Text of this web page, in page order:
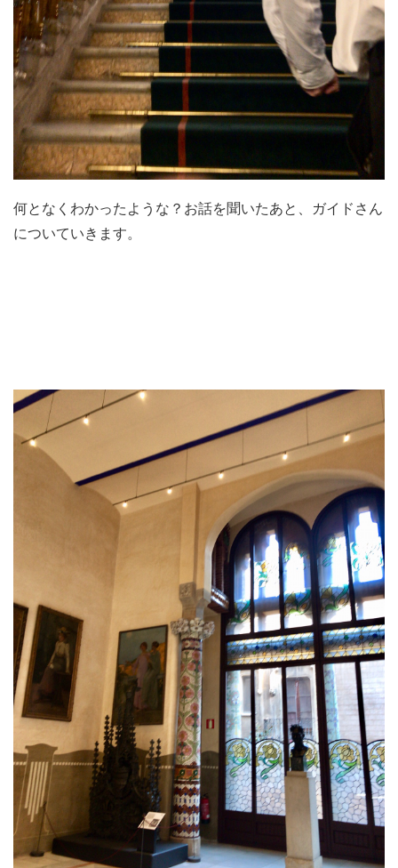
何となくわかったような？お話を聞いたあと、ガイドさん
についていきます。